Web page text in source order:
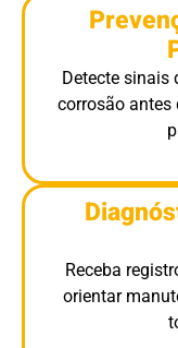
Detecte sinais
corrosão antes
Receba
orientar